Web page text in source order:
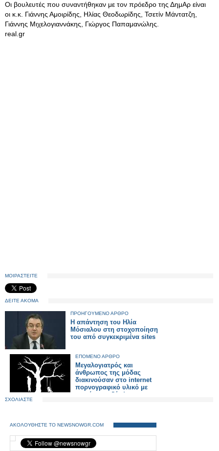
Οι βουλευτές που συναντήθηκαν με τον πρόεδρο της ΔημΑρ είναι
οι κ.κ. Γιάννης Αμοιρίδης, Ηλίας Θεοδωρίδης, Τσετίν Μάντατζη,
Γιάννης Μιχελογιαννάκης, Γιώργος Παπαμανώλης.
real.gr
ΜΟΙΡΑΣΤΕΙΤΕ
ΔΕΙΤΕ ΑΚΟΜΑ
ΠΡΟΗΓΟΥΜΕΝΟ ΑΡΘΡΟ
Η απάντηση του Ηλία
Μόσιαλου στη στοχοποίηση
του από συγκεκριμένα sites
ΕΠΟΜΕΝΟ ΑΡΘΡΟ
Μεγαλογιατρός και
άνθρωπος της μόδας
διακινούσαν στο internet
πορνογραφικό υλικό με
μωρά και... ζώα!
ΣΧΟΛΙΑΣΤΕ
ΑΚΟΛΟΥΘΗΣΤΕ ΤΟ NEWSNOWGR.COM